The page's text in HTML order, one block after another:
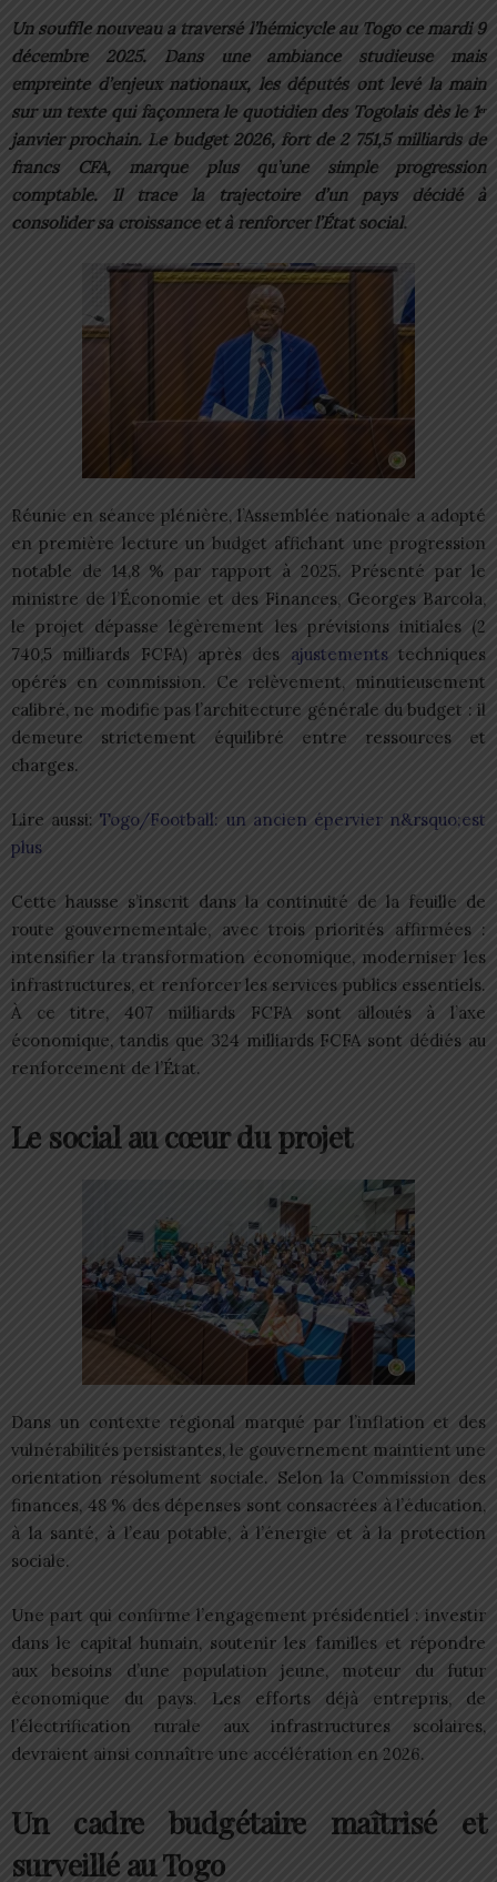
Un souffle nouveau a traversé l’hémicycle au Togo ce mardi 9
décembre 2025. Dans une ambiance studieuse mais
empreinte d’enjeux nationaux, les députés ont levé la main
sur un texte qui façonnera le quotidien des Togolais dès le 1ᵉʳ
janvier prochain. Le budget 2026, fort de 2 751,5 milliards de
francs CFA, marque plus qu’une simple progression
comptable. Il trace la trajectoire d’un pays décidé à
consolider sa croissance et à renforcer l’État social.
Réunie en séance plénière, l’Assemblée nationale a adopté
en première lecture un budget affichant une progression
notable de 14,8 % par rapport à 2025. Présenté par le
ministre de l’Économie et des Finances, Georges Barcola,
le projet dépasse légèrement les prévisions initiales (2
740,5 milliards FCFA) après des ajustementstechniques
opérés en commission. Ce relèvement, minutieusement
calibré, ne modifie pas l’architecture générale du budget : il
demeure strictement équilibré entre ressources et
charges.
Lire aussi:Togo/Football: un ancien épervier n&rsquo;est
plus
Cette hausse s’inscrit dans la continuité de la feuille de
route gouvernementale, avec trois priorités affirmées :
intensifier la transformation économique, moderniser les
infrastructures, et renforcer les services publics essentiels.
À ce titre, 407 milliards FCFA sont alloués à l’axe
économique, tandis que 324 milliards FCFA sont dédiés au
renforcement de l’État.
Le social au cœur du projet
Dans un contexte régional marqué par l’inflation et des
vulnérabilités persistantes, le gouvernement maintient une
orientation résolument sociale. Selon la Commission des
finances, 48 % des dépenses sont consacrées à l’éducation,
à la santé, à l’eau potable, à l’énergie et à la protection
sociale.
Une part qui confirme l’engagement présidentiel : investir
dans le capital humain, soutenir les familles et répondre
aux besoins d’une population jeune, moteur du futur
économique du pays. Les efforts déjà entrepris, de
l’électrification rurale aux infrastructures scolaires,
devraient ainsi connaître une accélération en 2026.
Un cadre budgétaire maîtrisé et
surveillé au Togo